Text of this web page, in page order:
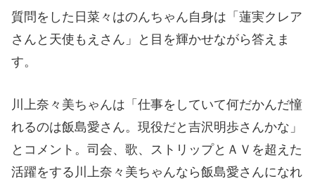
質問をした日菜々はのんちゃん自身は「蓮実クレア
さんと天使もえさん」と目を輝かせながら答えま
す。
川上奈々美ちゃんは「仕事をしていて何だかんだ憧
れるのは飯島愛さん。現役だと吉沢明歩さんかな」
とコメント。司会、歌、ストリップとＡＶを超えた
活躍をする川上奈々美ちゃんなら飯島愛さんになれ